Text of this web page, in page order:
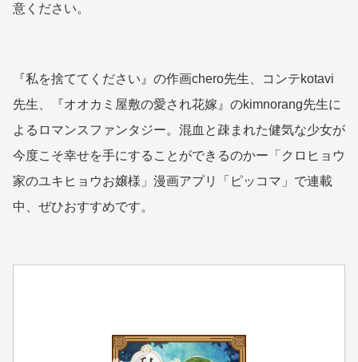
意ください。
『私を捨ててください』の作画chero先生、コンテkotavi
先生、『オオカミ屋敷の愛され花嫁』のkimnorang先生に
よるロマンスファンタジー。混血と疎まれた健気な少女が
今度こそ幸せを手にすることができるのかー「クロヒョウ
家のユキヒョウお嬢様」漫画アプリ「ピッコマ」で連載
中、ぜひおすすめです。